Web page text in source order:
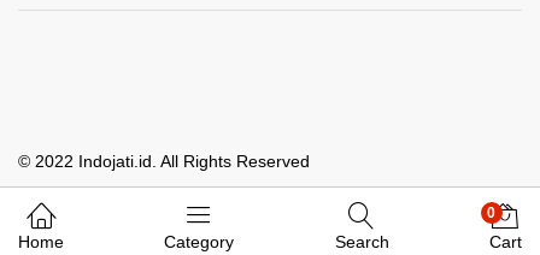
Whatsapp Kami
© 2022 Indojati.id. All Rights Reserved
Home Category Search
0
Cart